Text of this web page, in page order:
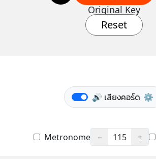
Original Key
Reset
🔊 เสียงคอร์ด ⚙️
Metronome − 115 +